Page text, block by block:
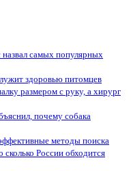
самых популярных
здоровью питомцев
размером с руку, а хирург
почему собака
методы поиска
России обходится